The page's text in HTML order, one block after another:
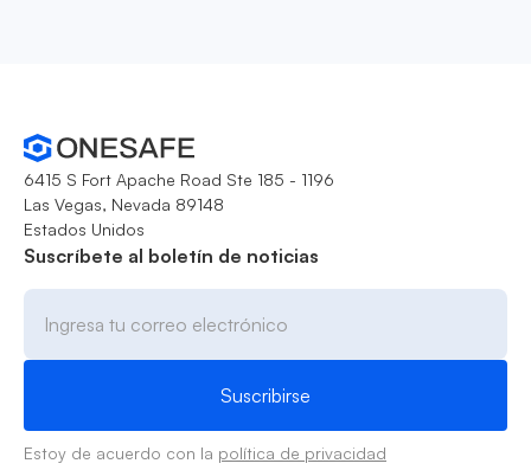
6415 S Fort Apache Road Ste 185 - 1196
Las Vegas, Nevada 89148
Estados Unidos
Suscríbete al boletín de noticias
Estoy de acuerdo con la política de privacidad